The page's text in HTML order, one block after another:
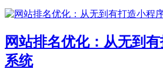
网站排名优化：从无到
系统